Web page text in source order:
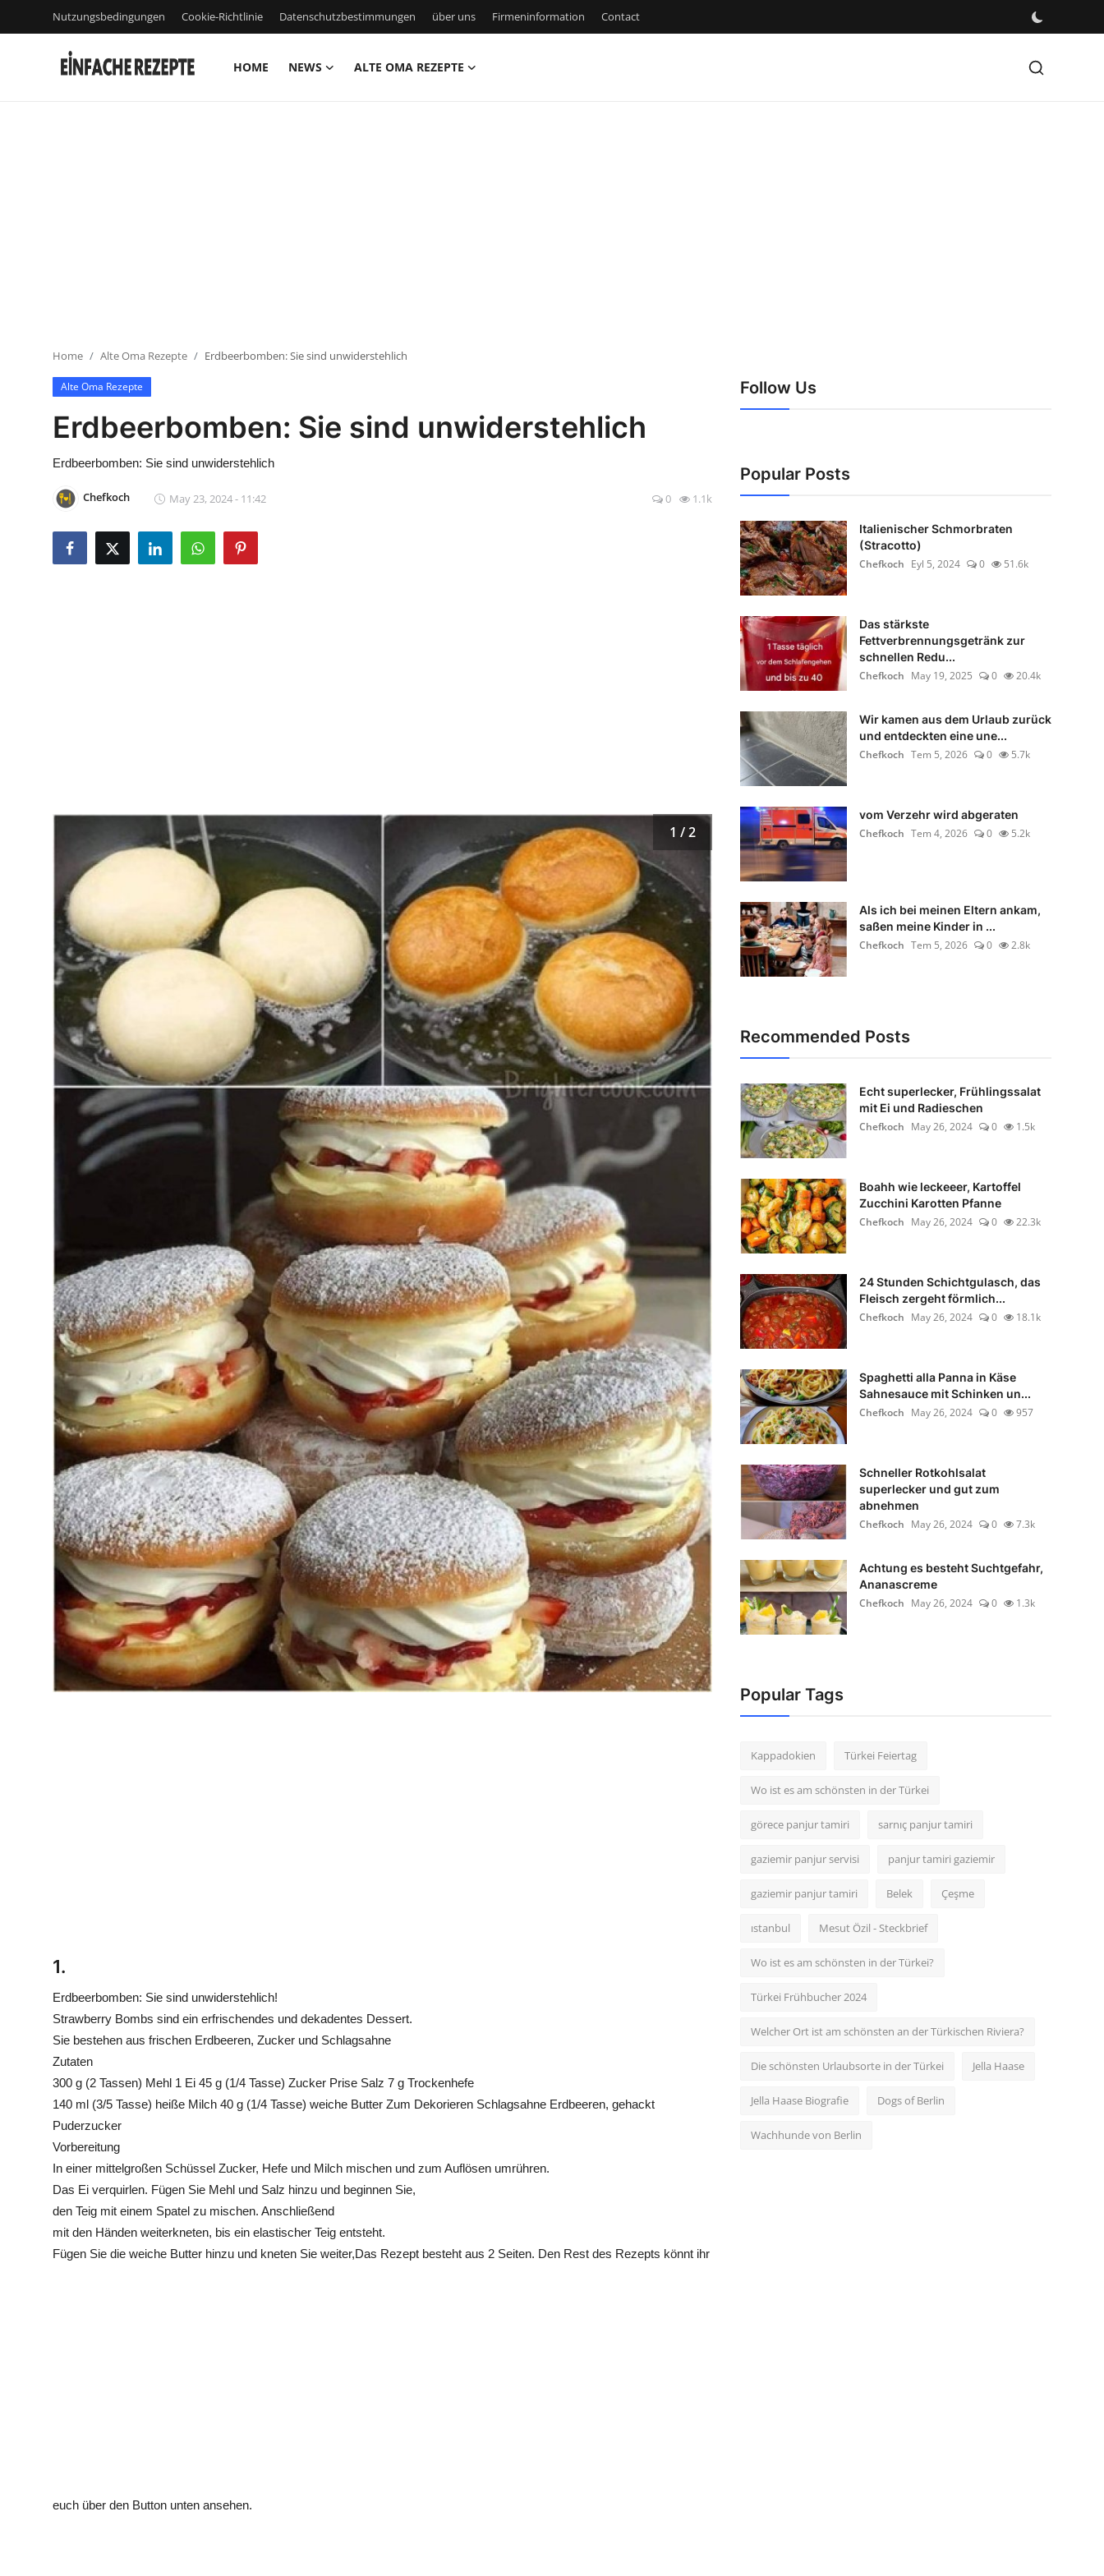
Nutzungsbedingungen Cookie-Richtlinie Datenschutzbestimmungen über uns Firmeninformation Contact
HOME NEWS ALTE OMA REZEPTE
Firmeninformation
Contact
Alte Oma Rezepte
Home Alte Oma Rezepte Erdbeerbomben: Sie sind unwiderstehlich
Alte Oma Rezepte
Erdbeerbomben: Sie sind unwiderstehlich
Erdbeerbomben: Sie sind unwiderstehlich
Chefkoch May 23, 2024 - 11:42 0 1.1k
1 / 2
1.
Erdbeerbomben: Sie sind unwiderstehlich!
Strawberry Bombs sind ein erfrischendes und dekadentes Dessert.
Sie bestehen aus frischen Erdbeeren, Zucker und Schlagsahne
Zutaten
300 g (2 Tassen) Mehl 1 Ei 45 g (1/4 Tasse) Zucker Prise Salz 7 g Trockenhefe
140 ml (3/5 Tasse) heiße Milch 40 g (1/4 Tasse) weiche Butter Zum Dekorieren Schlagsahne Erdbeeren, gehackt
Puderzucker
Vorbereitung
In einer mittelgroßen Schüssel Zucker, Hefe und Milch mischen und zum Auflösen umrühren.
Das Ei verquirlen. Fügen Sie Mehl und Salz hinzu und beginnen Sie,
den Teig mit einem Spatel zu mischen. Anschließend
mit den Händen weiterkneten, bis ein elastischer Teig entsteht.
Fügen Sie die weiche Butter hinzu und kneten Sie weiter,Das Rezept besteht aus 2 Seiten. Den Rest des Rezepts könnt ihr
euch über den Button unten ansehen.
Follow Us
Popular Posts
Italienischer Schmorbraten
(Stracotto)
Chefkoch Eyl 5, 2024 0 51.6k
Das stärkste
Fettverbrennungsgetränk zur
schnellen Redu...
Chefkoch May 19, 2025 0 20.4k
Wir kamen aus dem Urlaub zurück
und entdeckten eine une...
Chefkoch Tem 5, 2026 0 5.7k
vom Verzehr wird abgeraten
Chefkoch Tem 4, 2026 0 5.2k
Als ich bei meinen Eltern ankam,
saßen meine Kinder in ...
Chefkoch Tem 5, 2026 0 2.8k
Recommended Posts
Echt superlecker, Frühlingssalat
mit Ei und Radieschen
Chefkoch May 26, 2024 0 1.5k
Boahh wie leckeeer, Kartoffel
Zucchini Karotten Pfanne
Chefkoch May 26, 2024 0 22.3k
24 Stunden Schichtgulasch, das
Fleisch zergeht förmlich...
Chefkoch May 26, 2024 0 18.1k
Spaghetti alla Panna in Käse
Sahnesauce mit Schinken un...
Chefkoch May 26, 2024 0 957
Schneller Rotkohlsalat
superlecker und gut zum
abnehmen
Chefkoch May 26, 2024 0 7.3k
Achtung es besteht Suchtgefahr,
Ananascreme
Chefkoch May 26, 2024 0 1.3k
Popular Tags
Kappadokien Türkei Feiertag
Wo ist es am schönsten in der Türkei
görece panjur tamiri sarnıç panjur tamiri
gaziemir panjur servisi panjur tamiri gaziemir
gaziemir panjur tamiri Belek Çeşme
ıstanbul Mesut Özil - Steckbrief
Wo ist es am schönsten in der Türkei?
Türkei Frühbucher 2024
Welcher Ort ist am schönsten an der Türkischen Riviera?
Die schönsten Urlaubsorte in der Türkei Jella Haase
Jella Haase Biografie Dogs of Berlin
Wachhunde von Berlin